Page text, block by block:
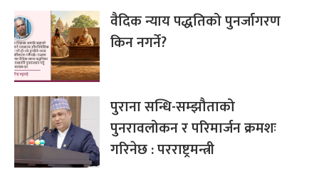
वैदिक न्याय पद्धतिको पुनर्जागरण
किन नगर्ने?
पुराना सन्धि-सम्झौताको
पुनरावलोकन र परिमार्जन क्रमशः
गरिनेछ : परराष्ट्रमन्त्री